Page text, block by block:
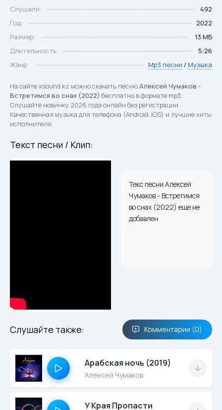
Слушали:
492
Год:
2022
Размер:
13 МБ
Длительность:
5:26
Жанр:
Mp3 песни / Музыка
На сайте xsound.kz можно скачать песнюАлексей Чумаков -
Встретимся во снах (2022) бесплатно в формате mp3.
Слушайте новинку 2026 года онлайн без регистрации.
Качественная музыка для телефона (Android, iOS) и лучшие хиты
исполнителя.
Текст песни / Клип:
Текс песни Алексей
Чумаков - Встретимся
во снах (2022) еще не
добавлен
Слушайте также: Комментарии (0)
Арабская ночь (2019)
Алексей Чумаков
У Края Пропасти